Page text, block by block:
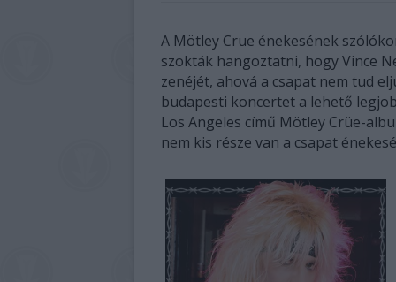
A Mötley Crue énekesének
szokták hangoztatni, hogy Vince
zenéjét, ahová a csapat nem tud
budapesti koncertet a lehető
Los Angeles című Mötley Crüe-
nem kis része van a csapat